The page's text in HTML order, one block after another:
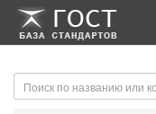
-->-->